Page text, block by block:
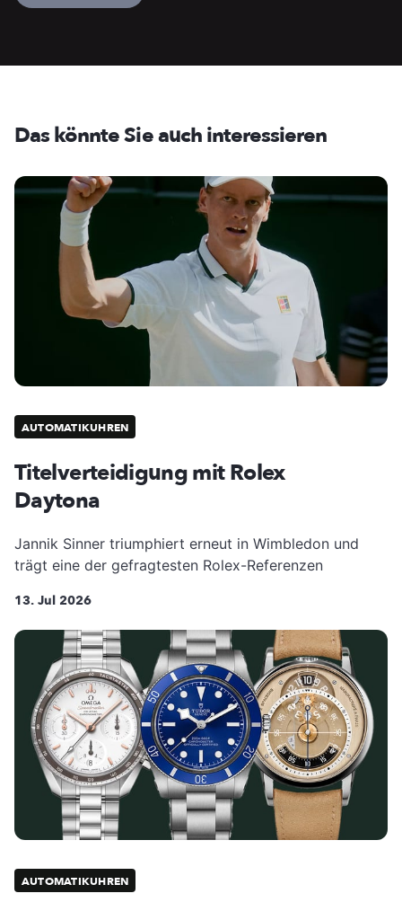
Das könnte Sie auch interessieren
AUTOMATIKUHREN
Titelverteidigung mit Rolex
Daytona
Jannik Sinner triumphiert erneut in Wimbledon und
trägt eine der gefragtesten Rolex-Referenzen
13. Jul 2026
AUTOMATIKUHREN